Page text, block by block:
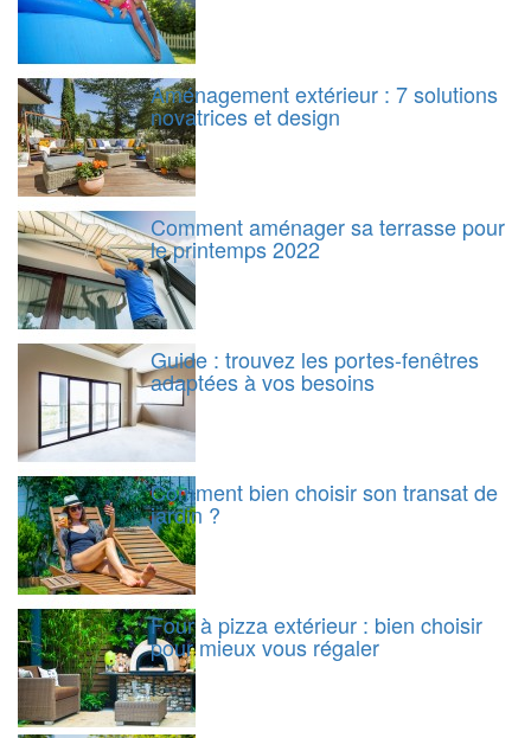
Aménagement extérieur : 7 solutions
novatrices et design
Comment aménager sa terrasse pour
le printemps 2022
Guide : trouvez les portes-fenêtres
adaptées à vos besoins
Comment bien choisir son transat de
jardin ?
Four à pizza extérieur : bien choisir
pour mieux vous régaler